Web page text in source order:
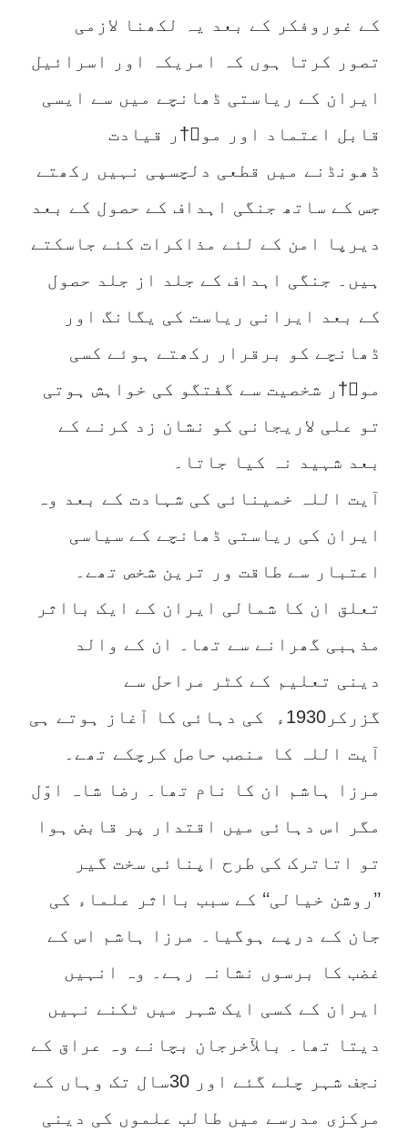
کے غوروفکر کے بعد یہ لکھنا لازمی
تصور کرتا ہوں کہ امریکہ اور اسرائیل
ایران کے ریاستی ڈھانچے میں سے ایسی
قابل اعتماد اور مو￿†ر قیادت
ڈھونڈنے میں قطعی دلچسپی نہیں رکھتے
جس کے ساتھ جنگی اہداف کے حصول کے بعد
دیرپا امن کے لئے مذاکرات کئے جاسکتے
ہیں۔ جنگی اہداف کے جلد از جلد حصول
کے بعد ایرانی ریاست کی یگانگ اور
ڈھانچے کو برقرار رکھتے ہوئے کسی
مو￿†ر شخصیت سے گفتگو کی خواہش ہوتی
تو علی لاریجانی کو نشان زد کرنے کے
بعد شہید نہ کیا جاتا۔
آیت اللہ خمینائی کی شہادت کے بعد وہ
ایران کی ریاستی ڈھانچے کے سیاسی
اعتبار سے طاقت ور ترین شخص تھے۔
تعلق ان کا شمالی ایران کے ایک بااثر
مذہبی گھرانے سے تھا۔ ان کے والد
دینی تعلیم کے کٹر مراحل سے
گزرکر1930ء کی دہائی کا آغاز ہوتے ہی
آیت اللہ کا منصب حاصل کرچکے تھے۔
مرزا ہاشم ان کا نام تھا۔ رضا شاہ اوّل
مگر اس دہائی میں اقتدار پر قابض ہوا
تو اتاترک کی طرح اپنائی سخت گیر
’’روشن خیالی‘‘ کے سبب بااثر علماء کی
جان کے درپے ہوگیا۔ مرزا ہاشم اس کے
غضب کا برسوں نشانہ رہے۔ وہ انہیں
ایران کے کسی ایک شہر میں ٹکنے نہیں
دیتا تھا۔ بالآخرجان بچانے وہ عراق کے
نجف شہر چلے گئے اور 30سال تک وہاں کے
مرکزی مدرسے میں طالب علموں کی دینی